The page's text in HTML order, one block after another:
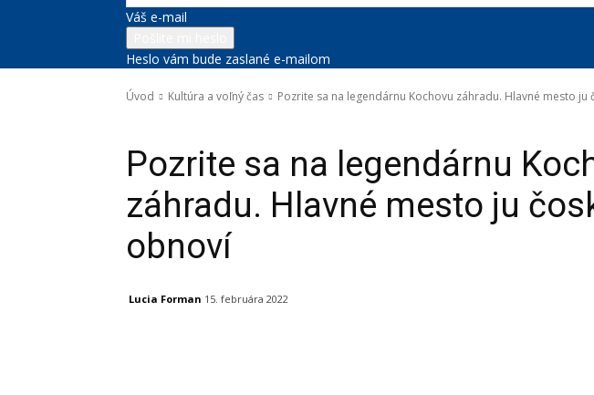
Váš e-mail
Heslo vám bude zaslané e-mailom
Úvod Kultúra a voľný čas Pozrite sa na legendárnu Kochovu záhradu. Hlavné mesto
Pozrite sa na legendárnu
záhradu. Hlavné mesto ju
obnoví
Lucia Forman 15. februára 2022